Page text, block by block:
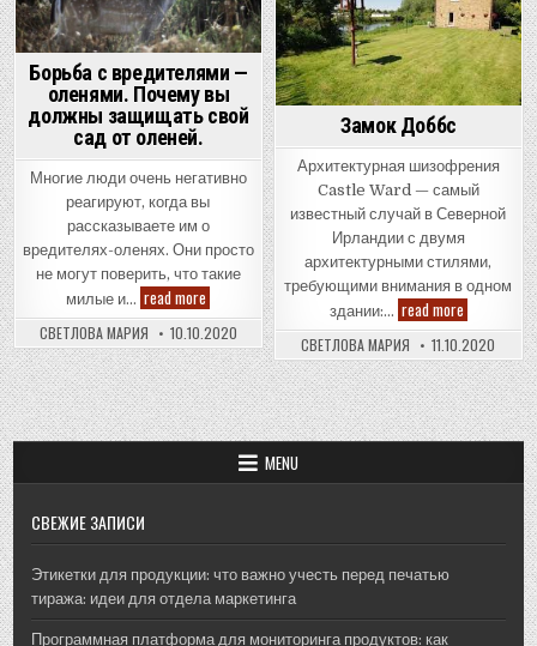
Замок Доббс
Архитектурная шизофрения
Castle Ward — самый
известный случай в Северной
Ирландии с двумя
архитектурными стилями,
требующими внимания в одном
здании:… read moreЗамок
Доббс
СВЕТЛОВА МАРИЯ 11.10.2020
Борьба с вредителями —
оленями. Почему вы
должны защищать свой
сад от оленей.
Многие люди очень негативно
реагируют, когда вы
рассказываете им о
вредителях-оленях. Они просто
не могут поверить, что такие
милые и… read more
с
вредителями
—
оленями.
Почему
вы
должны
защищать
свой
оленей.
СВЕТЛОВА МАРИЯ 10.10.2020
MENU
СВЕЖИЕ ЗАПИСИ
Этикетки для продукции: что важно учесть перед печатью
тиража: идеи для отдела маркетинга
Программная платформа для мониторинга продуктов: как